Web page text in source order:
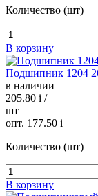
Количество (шт)
В корзину
Подшипник 1204
в наличии
205.80 i /
шт
опт. 177.50 i
Количество (шт)
В корзину